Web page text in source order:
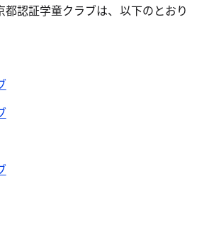
認証学童クラブは、以下のとおり